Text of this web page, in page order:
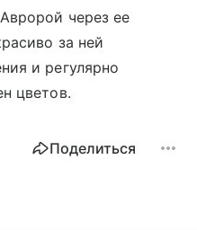
через ее
за ней
и регулярно
цветов.
Поделиться